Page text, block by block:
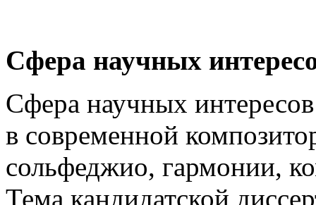
Сфера научных
Сфера научных
в современной
сольфеджио, гармонии,
Тема кандидатской